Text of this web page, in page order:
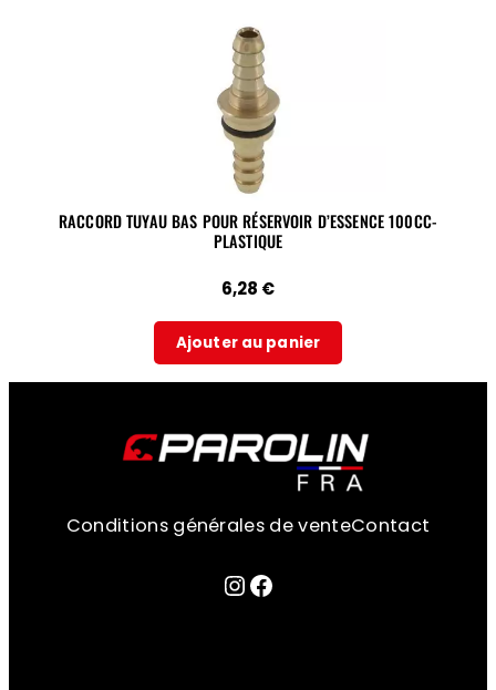
RACCORD TUYAU BAS POUR RÉSERVOIR D’ESSENCE 100CC-
PLASTIQUE
6,28 €
Ajouter au panier
Conditions générales de venteContact
Lien sur la page instagram
Facebook